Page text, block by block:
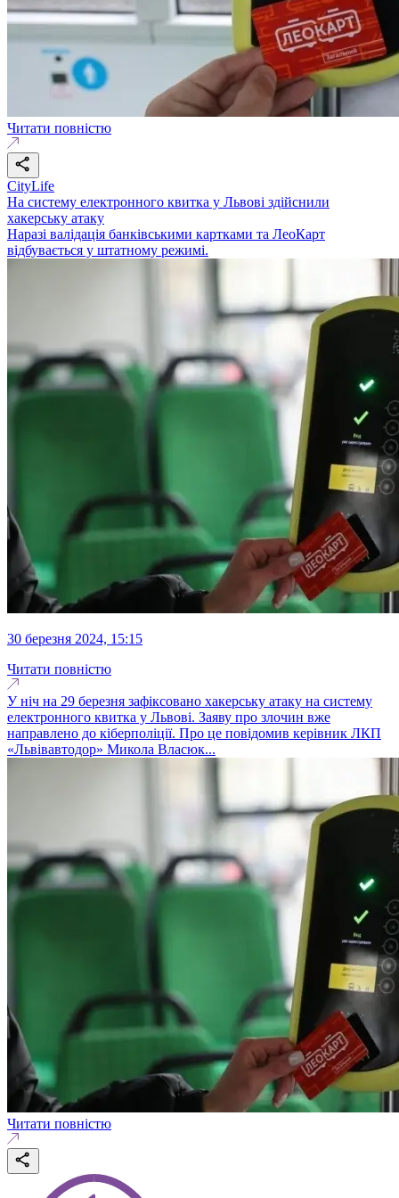
Читати повністю
CityLife
На систему електронного квитка у Львові здійснили
хакерську атаку
Наразі валідація банківськими картками та ЛеоКарт
відбувається у штатному режимі.
30 березня 2024, 15:15
Читати повністю
У ніч на 29 березня зафіксовано хакерську атаку на систему
електронного квитка у Львові. Заяву про злочин вже
направлено до кіберполіції. Про це повідомив керівник ЛКП
«Львівавтодор» Микола Власюк...
Читати повністю